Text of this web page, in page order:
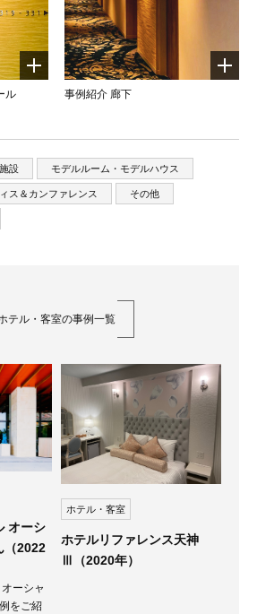
ル 事例紹介 廊下
設 モデルルーム・モデルハウス
ス＆カンファレンス その他
テル・客室の事例一覧
オーシ
（2022
ーシャ
をご紹
ホテル・客室
ホテルリファレンス天神
Ⅲ（2020年）